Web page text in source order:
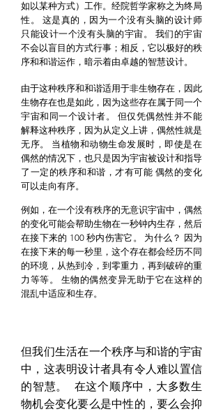
如以某种方式）工作。经院哲学家称之为终局
性。
这是真的，因为一个没有头脑的设计师
只能设计一个没有头脑的宇宙。
我们的宇宙
不会以盲目的方式行事；相反，它以极好的秩
序和和谐运作，暗示着由卓越的智慧设计。
由于这种秩序和和谐适用于非生物存在，因此
生物存在也是如此，因为这些存在属于同一个
宇宙和同一个设计者。
但仅凭偶然性并不能
解释这种秩序，因为从定义上讲，偶然性就是
无序。
当植物和动物生命发展时，即使是在
偶然的情况下，也只是因为宇宙被设计和指导
了一定的秩序和和谐，才有可能 偶然的变化
可以走向有序。
例如，在一个没有秩序的无意识宇宙中，偶然
的变化可能会帮助生物在一秒钟内生存，然后
在接下来的 100 秒内伤害它。
为什么？ 因为
在接下来的每一秒里，这个存在都会经历不同
的环境，从热到冷，到零重力，再到破碎的重
力等等。
生物的偶然变异无助于它在这样的
混乱中适应和生存。
但我们生活在一个秩序与和谐的宇宙
中，这表明设计者具有令人难以置信
的智慧。
在这个顺序中，大多数生
物机会变化要么是中性的，要么会抑